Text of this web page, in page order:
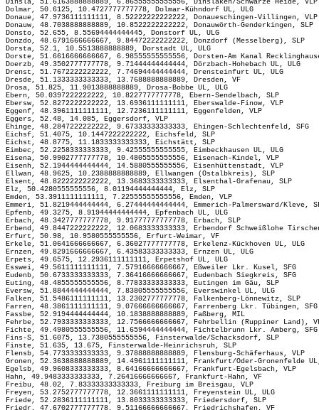
Dinsla, 51.6163888888889, 6.86555555555556, Dinslaken/Schwarze Heide, VLP
Dolmar, 50.6125, 10.4727777777778, Dolmar-Kühndorf UL, ULG
Donaue, 47.9736111111111, 8.52222222222222, Donaueschingen-Villingen, VLP
Donauw, 48.7038888888889, 10.8522222222222, Donauwörth-Genderkingen, SLP
Donsto, 52.655, 8.55694444444445, Donstorf UL, ULG
Donzdo, 48.6791666666667, 9.84472222222222, Donzdorf (Messelberg), SLP
Dorsta, 52.1, 10.5513888888889, Dorstadt UL, ULG
Dorste, 51.6616666666667, 6.98555555555556, Dorsten-Am Kanal
Doerzb, 49.3502777777778, 9.71444444444444, Dörzbach-Hohebach UL, ULG
Drenst, 51.7672222222222, 7.74694444444444, Drensteinfurt UL, ULG
Dresde, 51.1333333333333, 13.7688888888889, Dresden, VF
Drosa, 51.825, 11.9013888888889, Drosa-Bobbe UL, ULG
Ebern, 50.0397222222222, 10.8227777777778, Ebern-Sendelbach, SLP
Ebersw, 52.8272222222222, 13.6936111111111, Eberswalde-Finow, VLP
Eggenf, 48.3961111111111, 12.7236111111111, Eggenfelden, VLP
Eggers, 52.48, 14.085, Eggersdorf, VLP
Ehinge, 48.2847222222222, 9.67333333333333, Ehingen-Schlechtenfeld, SFG
Eichsf, 51.4075, 10.1447222222222, Eichsfeld, SLP
Eichst, 48.8775, 11.1833333333333, Eichstätt, SLP
Eimbec, 52.2258333333333, 9.42555555555555, Eimbeckhausen UL, ULG
Eisena, 50.9902777777778, 10.4805555555556, Eisenach-Kindel, VLP
Eisenh, 52.1944444444444, 14.5880555555556, Eisenhüttenstadt, VLP
Ellwan, 48.9625, 10.2388888888889, Ellwangen (Ostalbkreis), SLP
Elsent, 48.8222222222222, 13.3683333333333, Elsenthal-Grafenau, SLP
Elz, 50.4280555555556, 8.01194444444444, Elz, SLP
Emden, 53.3911111111111, 7.22555555555556, Emden, VLP
Emmeri, 51.8219444444444, 6.27444444444444, Emmerich-Palmersward/Kleve,
Epfenb, 49.3275, 8.91944444444444, Epfenbach UL, ULG
Erbach, 48.3427777777778, 9.91777777777778, Erbach, SLP
Erbend, 49.8447222222222, 12.0683333333333, Erbendorf Schweißlohe
Erfurt, 50.98, 10.9580555555556, Erfurt-Weimar, VF
Erkele, 51.0641666666667, 6.36027777777778, Erkelenz-Kückhoven UL, ULG
Ernzen, 49.8291666666667, 6.43583333333333, Ernzen UL, ULG
Erpets, 49.6575, 12.2936111111111, Erpetshof UL, ULG
Esswei, 49.5611111111111, 7.57916666666667, Eßweiler Lkr. Kusel, SFG
Eudenb, 50.6733333333333, 7.36416666666667, Eudenbach Siegkreis, SFG
Euting, 48.4855555555556, 8.77833333333333, Eutingen im Gäu, SLP
Eversw, 51.8844444444444, 7.83805555555556, Everswinkel UL, ULG
Falken, 51.5486111111111, 13.2302777777778, Falkenberg-Lönnewitz, SLP
Farren, 48.3861111111111, 9.07666666666667, Farrenberg Lkr. Tübingen, SFG
Fassbe, 52.9194444444444, 10.1838888888889, Faßberg, MIL
Fehrbe, 52.7933333333333, 12.7566666666667, Fehrbellin (Ruppiner Land),
Fichte, 49.4980555555556, 11.6594444444444, Fichtelbrunn Lkr. Amberg, SFG
Fins-S, 51.6075, 13.7380555555556, Finsterwalde/Schacksdorf, SLP
Finste, 51.635, 13.675, Finsterwalde-Heinrichsruh, SLP
Flensb, 54.7733333333333, 9.37888888888889, Flensburg-Schäferhaus, VLP
Gronen, 52.3638888888889, 14.4961111111111, Frankfurt/Oder-Gronenfelde
Egelsb, 49.9608333333333, 8.64166666666667, Frankfurt-Egelsbach, VLP
Hahn, 49.9483333333333, 7.26416666666667, Frankfurt-Hahn, VF
Freibu, 48.02, 7.83333333333333, Freiburg im Breisgau, VLP
Freyen, 53.2752777777778, 12.3661111111111, Freyenstein UL, ULG
Friede, 52.2836111111111, 13.8033333333333, Friedersdorf, SLP
Friedr, 47.6702777777778, 9.51166666666667, Friedrichshafen, VF